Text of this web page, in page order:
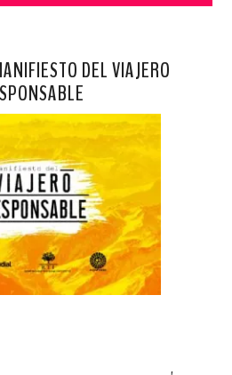
DEL VIAJERO